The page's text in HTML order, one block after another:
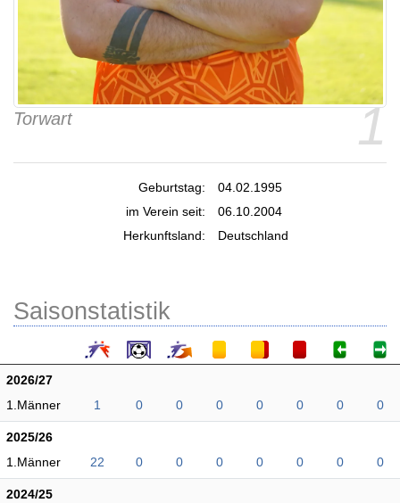
1
Torwart
Geburtstag:
04.02.1995
im Verein seit:
06.10.2004
Herkunftsland:
Deutschland
Saisonstatistik
2026/27
1.Männer
1 0 0 0 0 0 0 0
2025/26
1.Männer
22 0 0 0 0 0 0 0
2024/25